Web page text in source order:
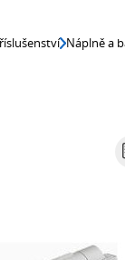
Náplně a